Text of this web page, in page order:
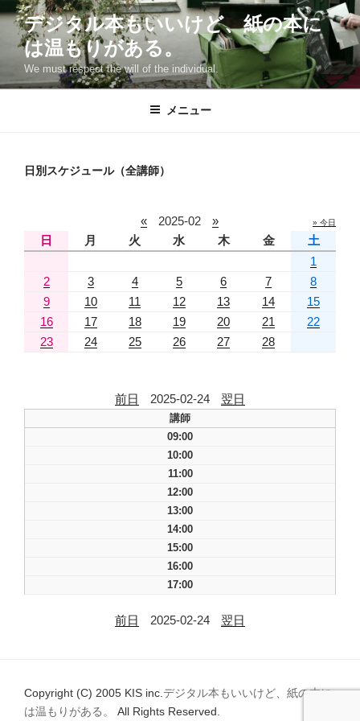
ツ
デジタル本もいいけど、紙の本に
は温もりがある。
We must respect the will of the individual.
メニュー
日別スケジュール（全講師）
« 2025-02 » » 今日
日 月 火 水 木 金
土
1
2
3 4 5 6 7
8
9
10 11 12 13 14
15
16
17 18 19 20 21
22
23
24 25 26 27 28
前日 2025-02-24 翌日
講師
09:00
10:00
11:00
12:00
13:00
14:00
15:00
16:00
17:00
前日 2025-02-24 翌日
Copyright (C) 2005 KIS inc. デジタル本もいいけど、紙の本に
は温もりがある。 All Rights Reserved.